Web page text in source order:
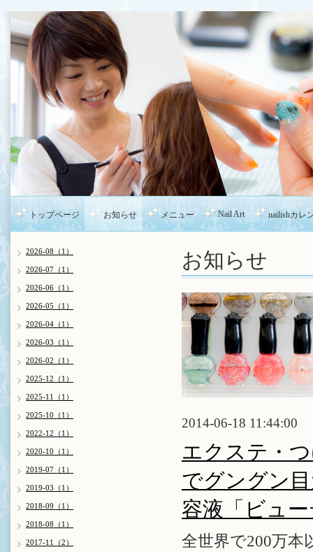
トップページ お知らせ メニュー Nail Art nailishカレ
お知らせ
2014-06-18 11:44:00
エクステ・
でグングン
容液「ビュ
全世界で200万本
2026-08（1）
2026-07（1）
2026-06（1）
2026-05（1）
2026-04（1）
2026-03（1）
2026-02（1）
2025-12（1）
2025-11（1）
2025-10（1）
2022-12（1）
2020-10（1）
2019-07（1）
2019-03（1）
2018-09（1）
2018-08（1）
2017-11（2）